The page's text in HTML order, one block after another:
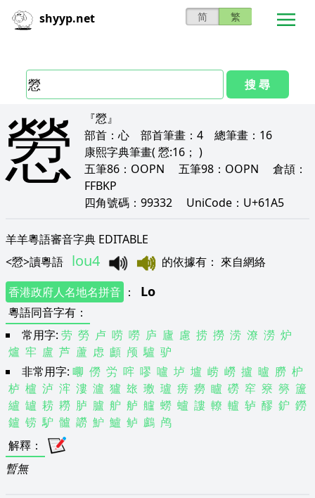
shyyp.net 简 繁
搜 尋
憥
『憥』
部首： 心 部首筆畫： 4 總筆畫： 16
康熙字典筆畫( 憥:16； )
五筆86： OOPN 五筆98： OOPN 倉頡：
FFBKP
四角號碼： 99332 UniCode： U+61A5
羊羊粵語審音字典 EDITABLE
<憥>讀粵語 lou4 的依據有 ： 來自網絡
香港政府人名地名拼音 ： Lo
粵語同音字有 ：
常用字: 劳 勞 卢 唠 嘮 庐 廬 慮 捞 撈 涝 潦 澇 炉
爐 牢 盧 芦 蘆 虑 顱 颅 驢 驴
非常用字: 㗦 僗 労 哰 嘐 嚧 垆 壚 崂 嶗 攎 曥 朥 枦
栌 櫨 泸 浶 漊 瀘 獹 玈 璷 瓐 痨 癆 矑 磱 窂 簝 簩 籚
纑 罏 耢 耮 胪 臚 舮 舻 艫 蟧 蠦 謱 轑 轤 轳 醪 鈩 鐒
鑪 铹 馿 髗 髝 魲 鱸 鲈 鸕 鸬
解釋 ：
暫無